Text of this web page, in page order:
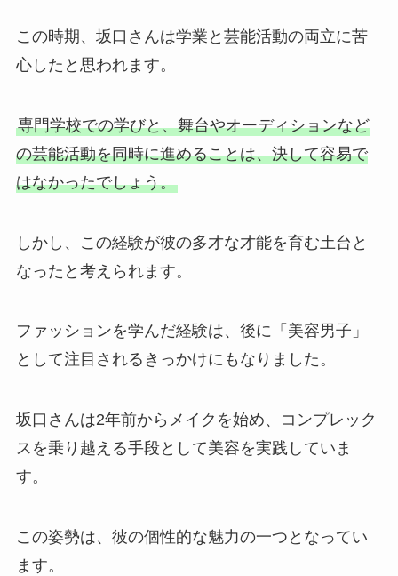
この時期、坂口さんは学業と芸能活動の両立に苦
心したと思われます。
専門学校での学びと、舞台やオーディションなど
の芸能活動を同時に進めることは、決して容易で
はなかったでしょう。
しかし、この経験が彼の多才な才能を育む土台と
なったと考えられます。
ファッションを学んだ経験は、後に「美容男子」
として注目されるきっかけにもなりました。
坂口さんは2年前からメイクを始め、コンプレック
スを乗り越える手段として美容を実践していま
す。
この姿勢は、彼の個性的な魅力の一つとなってい
ます。